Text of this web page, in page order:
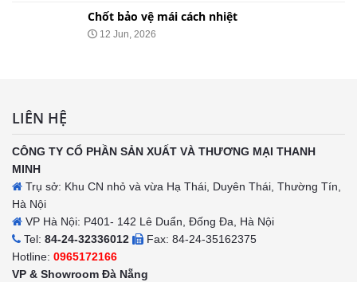
Chốt bảo vệ mái cách nhiệt
12 Jun, 2026
LIÊN HỆ
CÔNG TY CỔ PHẦN SẢN XUẤT VÀ THƯƠNG MẠI THANH
MINH
Trụ sở: Khu CN nhỏ và vừa Hạ Thái, Duyên Thái, Thường Tín,
Hà Nội
VP Hà Nội: P401- 142 Lê Duẩn, Đống Đa, Hà Nội
Tel: 84-24-32336012
Fax: 84-24-35162375
Hotline: 0965172166
VP & Showroom Đà Nẵng